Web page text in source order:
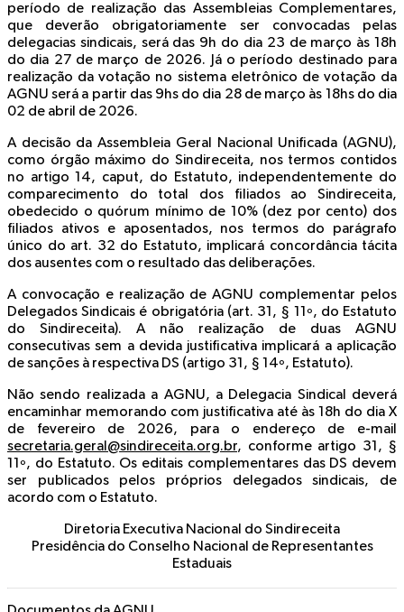
período de realização das Assembleias Complementares,
que deverão obrigatoriamente ser convocadas pelas
delegacias sindicais, será das 9h do dia 23 de março às 18h
do dia 27 de março de 2026. Já o período destinado para
realização da votação no sistema eletrônico de votação da
AGNU será a partir das 9hs do dia 28 de março às 18hs do dia
02 de abril de 2026.
A decisão da Assembleia Geral Nacional Unificada (AGNU),
como órgão máximo do Sindireceita, nos termos contidos
no artigo 14, caput, do Estatuto, independentemente do
comparecimento do total dos filiados ao Sindireceita,
obedecido o quórum mínimo de 10% (dez por cento) dos
filiados ativos e aposentados, nos termos do parágrafo
único do art. 32 do Estatuto, implicará concordância tácita
dos ausentes com o resultado das deliberações.
A convocação e realização de AGNU complementar pelos
Delegados Sindicais é obrigatória (art. 31, § 11º, do Estatuto
do Sindireceita). A não realização de duas AGNU
consecutivas sem a devida justificativa implicará a aplicação
de sanções à respectiva DS (artigo 31, § 14º, Estatuto).
Não sendo realizada a AGNU, a Delegacia Sindical deverá
encaminhar memorando com justificativa até às 18h do dia X
de fevereiro de 2026, para o endereço de e-mail
secretaria.geral@sindireceita.org.br, conforme artigo 31, §
11º, do Estatuto. Os editais complementares das DS devem
ser publicados pelos próprios delegados sindicais, de
acordo com o Estatuto.
Diretoria Executiva Nacional do Sindireceita
Presidência do Conselho Nacional de Representantes
Estaduais